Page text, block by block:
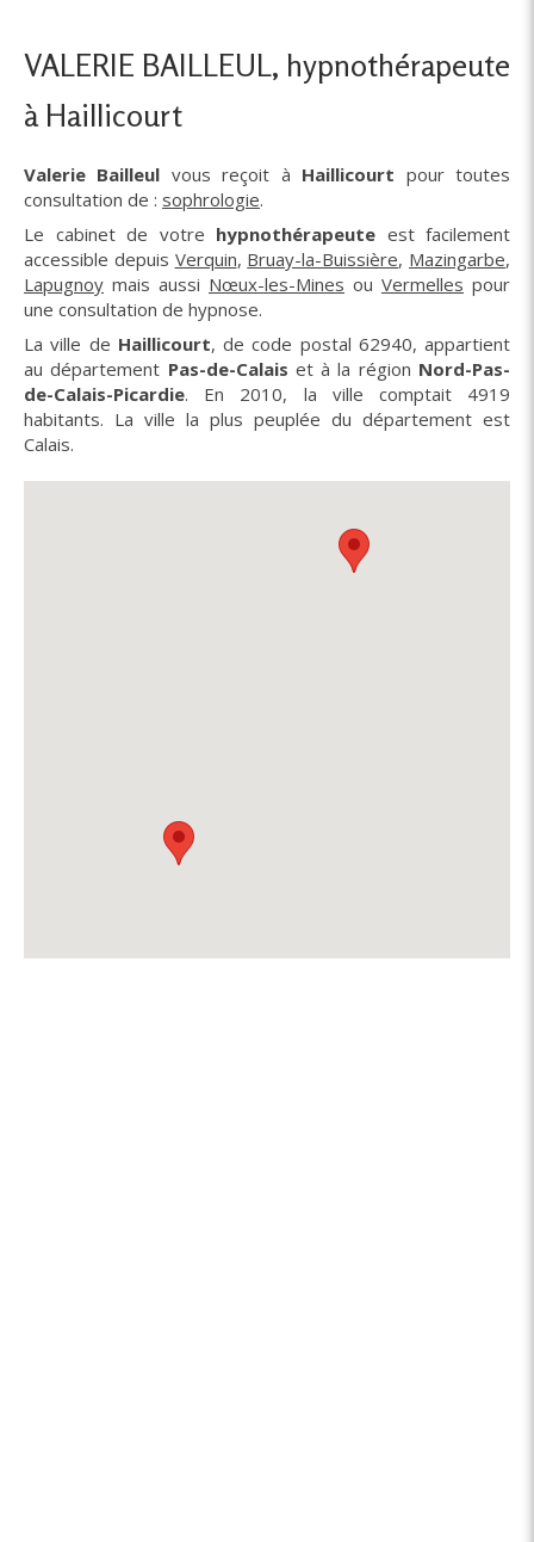
VALERIE BAILLEUL, hypnothérapeute
à Haillicourt
Valerie Bailleul vous reçoit à Haillicourt pour toutes
consultation de : sophrologie.
Le cabinet de votre hypnothérapeute est facilement
accessible depuis Verquin, Bruay-la-Buissière, Mazingarbe,
Lapugnoy mais aussi Nœux-les-Mines ou Vermelles pour
une consultation de hypnose.
La ville de Haillicourt, de code postal 62940, appartient
au département Pas-de-Calais et à la région Nord-Pas-
de-Calais-Picardie. En 2010, la ville comptait 4919
habitants. La ville la plus peuplée du département est
Calais.